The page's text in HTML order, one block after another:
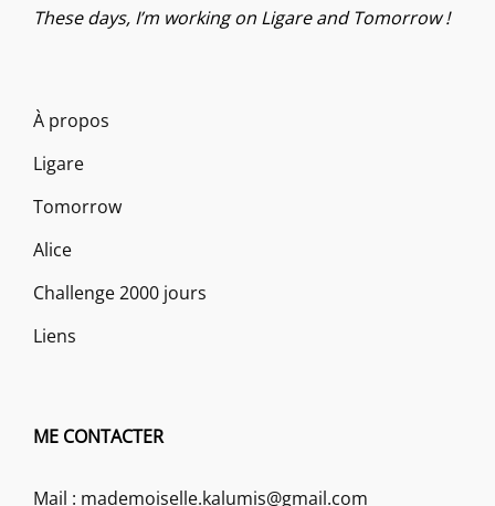
These days, I’m working on Ligare and Tomorrow !
À propos
Ligare
Tomorrow
Alice
Challenge 2000 jours
Liens
ME CONTACTER
Mail : mademoiselle.kalumis@gmail.com